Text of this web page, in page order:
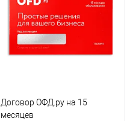
Договор ОФД.ру на 15
месяцев